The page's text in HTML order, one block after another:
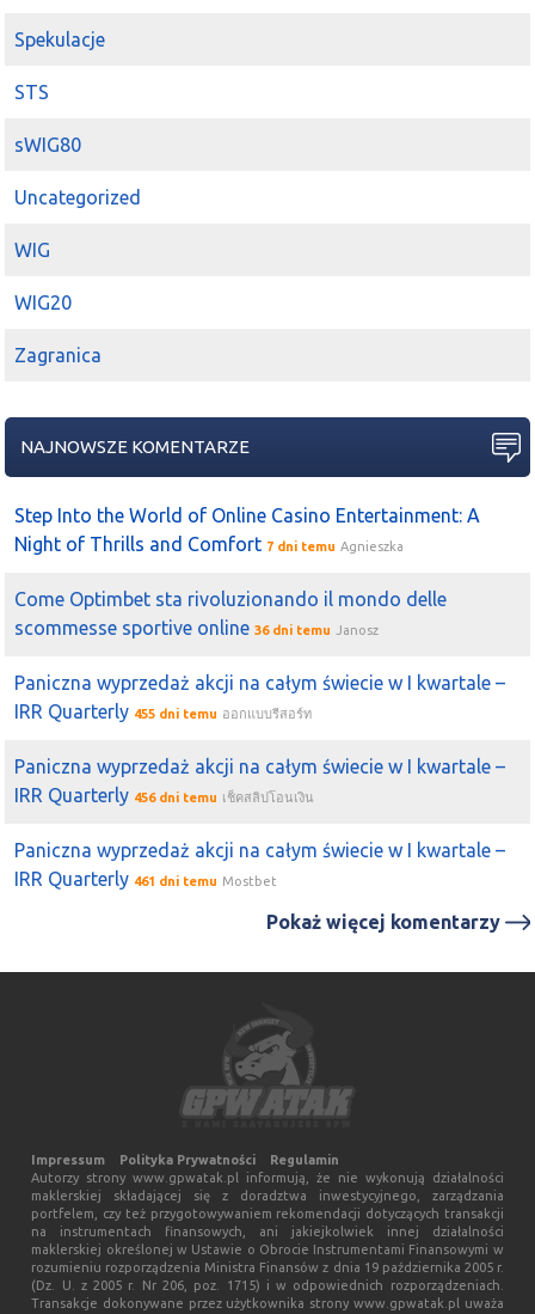
Spekulacje
STS
sWIG80
Uncategorized
WIG
WIG20
Zagranica
NAJNOWSZE KOMENTARZE
Step Into the World of Online Casino Entertainment: A
Night of Thrills and Comfort 7 dni temu Agnieszka
Come Optimbet sta rivoluzionando il mondo delle
scommesse sportive online 36 dni temu Janosz
Paniczna wyprzedaż akcji na całym świecie w I kwartale –
IRR Quarterly 455 dni temu ออกแบบรีสอร์ท
Paniczna wyprzedaż akcji na całym świecie w I kwartale –
IRR Quarterly 456 dni temu เช็คสลิปโอนเงิน
Paniczna wyprzedaż akcji na całym świecie w I kwartale –
IRR Quarterly 461 dni temu Mostbet
Pokaż więcej komentarzy
Impressum Polityka Prywatności
Regulamin
Autorzy strony www.gpwatak.pl informują, że nie wykonują działalności
maklerskiej składającej się z doradztwa inwestycyjnego, zarządzania
portfelem, czy też przygotowywaniem rekomendacji dotyczących transakcji
na instrumentach finansowych, ani jakiejkolwiek innej działalności
maklerskiej określonej w Ustawie o Obrocie Instrumentami Finansowymi w
rozumieniu rozporządzenia Ministra Finansów z dnia 19 października 2005 r.
(Dz. U. z 2005 r. Nr 206, poz. 1715) i w odpowiednich rozporządzeniach.
Transakcje dokonywane przez użytkownika strony www.gpwatak.pl uważa